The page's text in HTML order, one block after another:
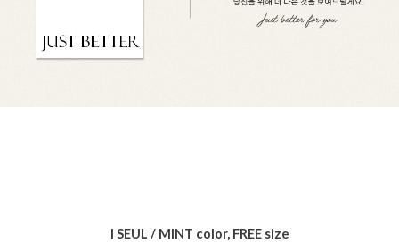
I SEUL / MINT color, FREE size